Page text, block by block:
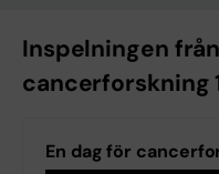
Inspelningen
cancerforskning
En dag för